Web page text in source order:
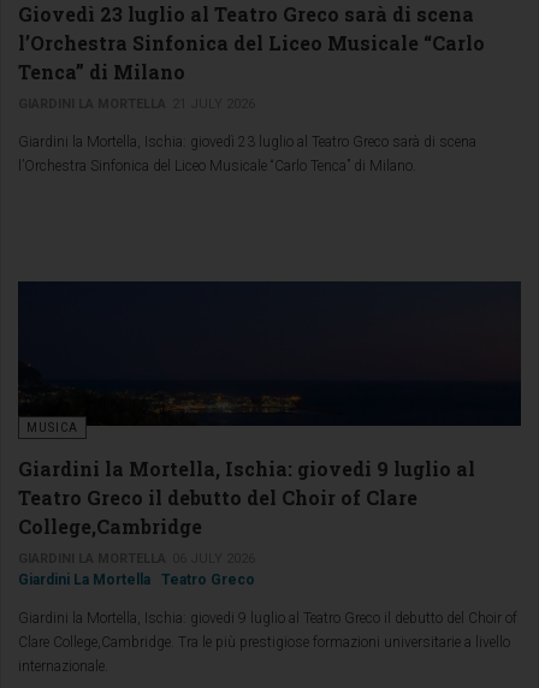
Giovedì 23 luglio al Teatro Greco sarà di scena
l’Orchestra Sinfonica del Liceo Musicale “Carlo
Tenca” di Milano
Giardini la Mortella, Ischia: giovedì 23 luglio al Teatro Greco sarà di scena
l’Orchestra Sinfonica del Liceo Musicale “Carlo Tenca” di Milano.
MUSICA
Giardini la Mortella, Ischia: giovedi 9 luglio al
Teatro Greco il debutto del Choir of Clare
College,Cambridge
Giardini La Mortella Teatro Greco
Giardini la Mortella, Ischia: giovedi 9 luglio al Teatro Greco il debutto del Choir of
Clare College,Cambridge. Tra le più prestigiose formazioni universitarie a livello
internazionale.